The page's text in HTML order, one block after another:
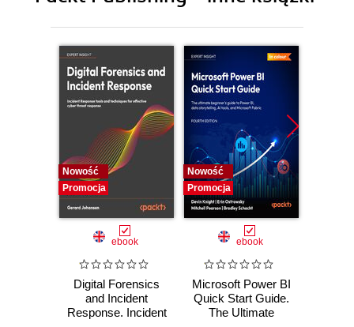
Nowość
Promocja
ebook
Digital Forensics
and Incident
Response. Incident
Nowość
Promocja
ebook
Microsoft Power BI
Quick Start Guide.
The Ultimate